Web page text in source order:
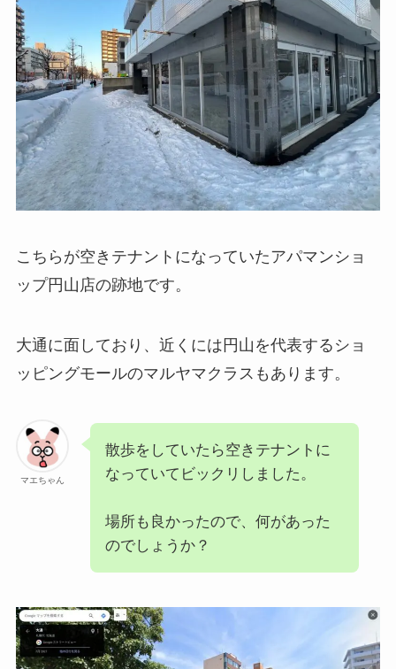
こちらが空きテナントになっていたアパマンショ
ップ円山店の跡地です。
大通に面しており、近くには円山を代表するショ
ッピングモールのマルヤマクラスもあります。
マエちゃん
散歩をしていたら空きテナントに
なっていてビックリしました。
場所も良かったので、何があった
のでしょうか？